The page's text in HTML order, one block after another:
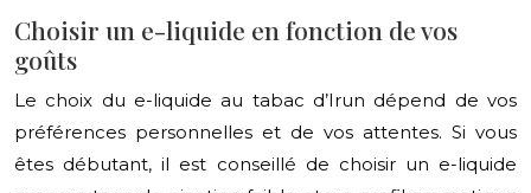
Choisir un e-liquide en fonction de vos
goûts
Le choix du e-liquide au tabac d’Irun dépend de vos
préférences personnelles et de vos attentes. Si vous
êtes débutant, il est conseillé de choisir un e-liquide